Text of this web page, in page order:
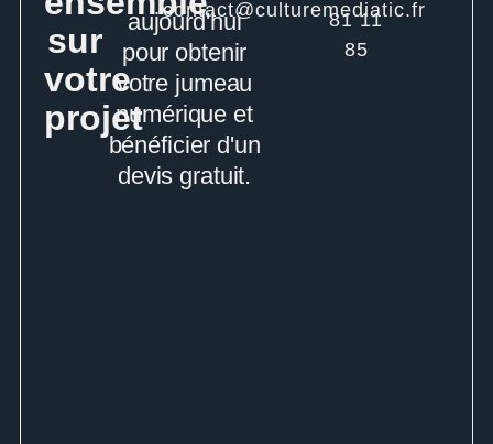
sur
votre
projet
aujourd'hui
pour obtenir
votre jumeau
numérique et
bénéficier d'un
devis gratuit.
contact@culturemediatic.fr
81 11
85